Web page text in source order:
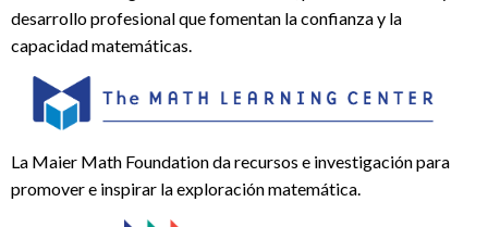
desarrollo profesional que fomentan la confianza y la
capacidad matemáticas.
La Maier Math Foundation da recursos e investigación para
promover e inspirar la exploración matemática.